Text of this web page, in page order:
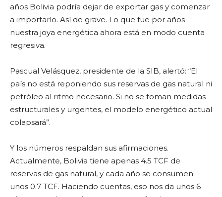
años Bolivia podría dejar de exportar gas y comenzar
a importarlo. Así de grave. Lo que fue por años
nuestra joya energética ahora está en modo cuenta
regresiva.
Pascual Velásquez, presidente de la SIB, alertó: “El
país no está reponiendo sus reservas de gas natural ni
petróleo al ritmo necesario. Si no se toman medidas
estructurales y urgentes, el modelo energético actual
colapsará”.
Y los números respaldan sus afirmaciones.
Actualmente, Bolivia tiene apenas 4.5 TCF de
reservas de gas natural, y cada año se consumen
unos 0.7 TCF. Haciendo cuentas, eso nos da unos 6